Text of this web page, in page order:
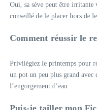
Oui, sa sève peut être
conseillé de le placer hors de
Comment réussir le
Privilégiez le printemps pour
un pot un peu plus grand
l’engorgement d’eau.
Puis-je tailler mon